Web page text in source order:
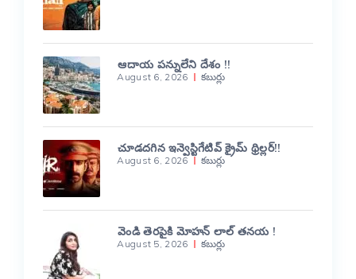
ఆదాయ పన్నులేని దేశం !!
August 6, 2026 కబుర్లు
చూడదగిన ఇన్వెస్టిగేటివ్ క్రైమ్ థ్రిల్లర్!!
August 6, 2026 కబుర్లు
వెండి తెరపైకి మోహన్ లాల్ తనయ !
August 5, 2026 కబుర్లు